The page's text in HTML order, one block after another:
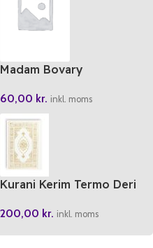
Madam Bovary
60,00 kr. inkl. moms
Kurani Kerim Termo Deri
200,00 kr. inkl. moms